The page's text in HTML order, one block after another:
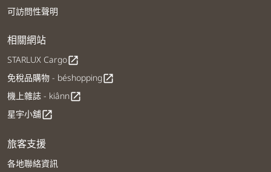
可訪問性聲明
相關網站
STARLUX Cargoopen_in_new
免稅品購物 - béshoppingopen_in_new
機上雜誌 - kiânnopen_in_new
星宇小舖open_in_new
旅客支援
各地聯絡資訊